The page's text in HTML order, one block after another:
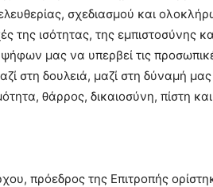
σχεδιασμού και
της ισότητας, της εμπιστοσύνης
μας να υπερβεί τις
στη δουλειά, μαζί στη δύναμή
θάρρος, δικαιοσύνη, πίστη
πρόεδρος της Επιτροπής